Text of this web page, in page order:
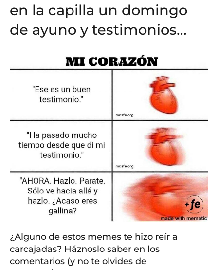
en la capilla un domingo
de ayuno y testimonios...
¿Alguno de estos memes te hizo reír a
carcajadas? Háznoslo saber en los
comentarios (y no te olvides de